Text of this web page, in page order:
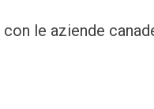
con le aziende